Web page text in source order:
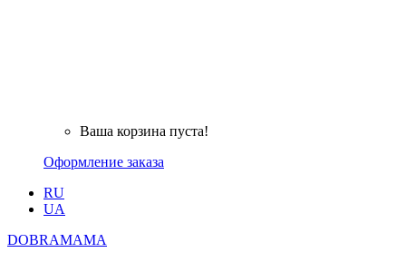
Ваша корзина пуста!
Оформление заказа
RU
UA
DOBRAMAMA